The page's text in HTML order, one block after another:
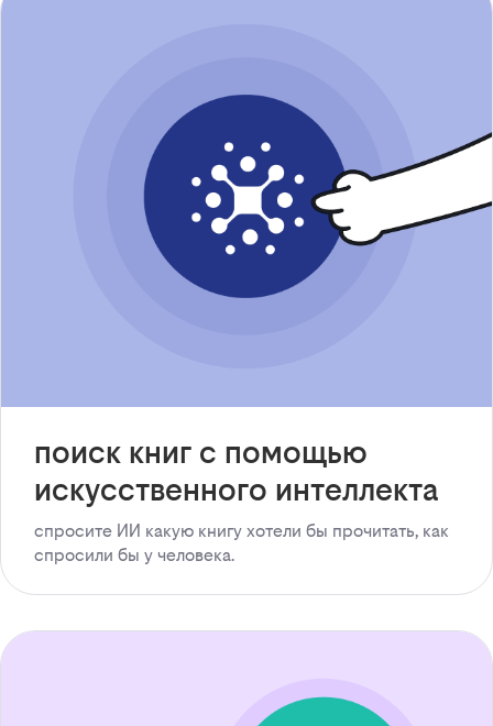
поиск книг с помощью
искусственного интеллекта
спросите ИИ какую книгу хотели бы прочитать, как
спросили бы у человека.